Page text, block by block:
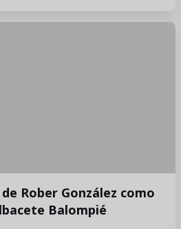
Rober González como
Balompié